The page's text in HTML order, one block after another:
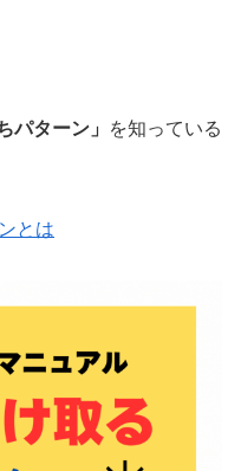
パターン」
を知っている
とは